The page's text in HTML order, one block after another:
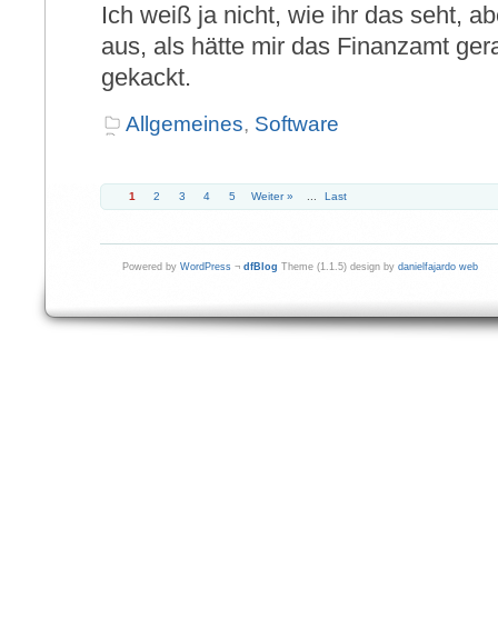
Ich weiß ja nicht, wie ihr das seht,
aus, als hätte mir das Finanzamt
gekackt.
Allgemeines, Software
1 2 3 4 5 Weiter » Last
Powered by WordPress ¬ dfBlog Theme (1.1.5) design by danielfajardo web